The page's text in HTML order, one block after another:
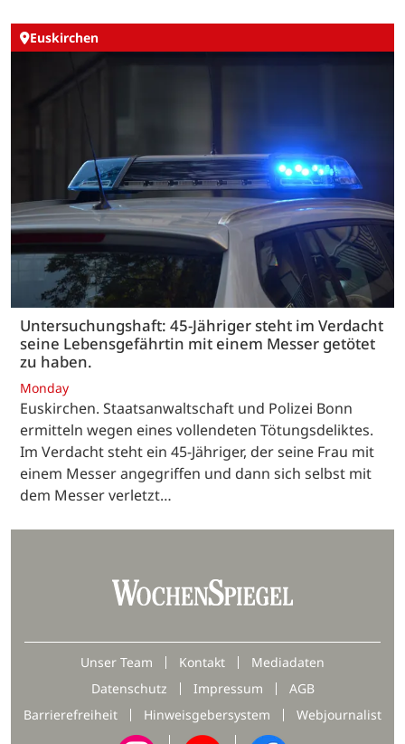
Euskirchen
Untersuchungshaft: 45-Jähriger steht im Verdacht
seine Lebensgefährtin mit einem Messer getötet
zu haben.
Monday
Euskirchen. Staatsanwaltschaft und Polizei Bonn
ermitteln wegen eines vollendeten Tötungsdeliktes.
Im Verdacht steht ein 45-Jähriger, der seine Frau mit
einem Messer angegriffen und dann sich selbst mit
dem Messer verletzt…
Unser Team Kontakt
Mediadaten
Datenschutz
Impressum
AGB
Barrierefreiheit
Hinweisgebersystem Webjournalist